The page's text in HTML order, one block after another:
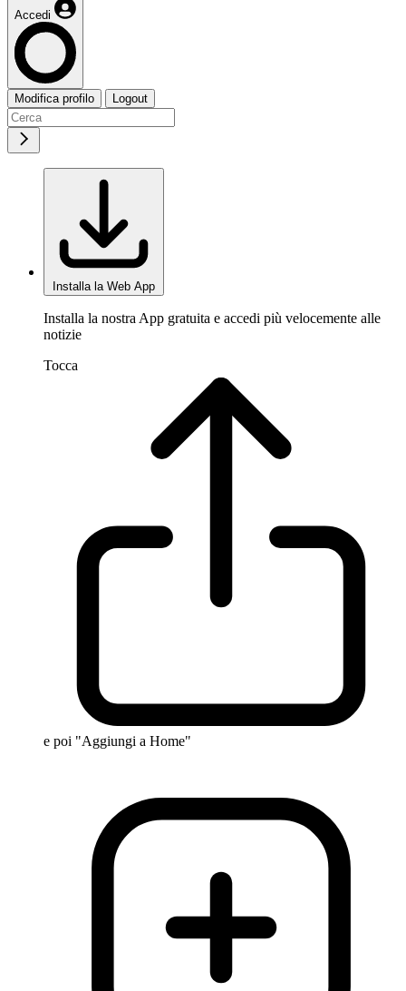
Accedi
Modifica profilo Logout
Installa la Web App
Installa la nostra App gratuita e accedi più velocemente alle
notizie
Tocca
e poi "Aggiungi a Home"